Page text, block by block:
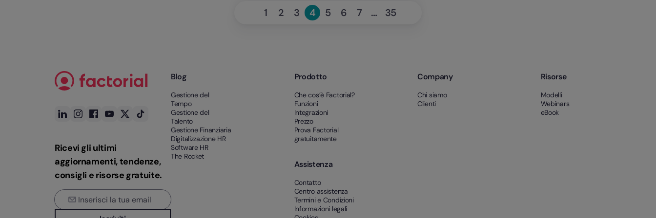
PrecedentePage
1 Page
2 Page
3 Page
4 Page
5 Page
6 Page
7 … Page
35
Successivo
Ricevi gli ultimi
aggiornamenti, tendenze,
consigli e risorse gratuite.
Blog
Gestione del
Tempo
Gestione del
Talento
Gestione Finanziaria
Digitalizzazione HR
Software HR
The Rocket
Prodotto
Che cos’è Factorial?
Funzioni
Integrazioni
Prezzo
Prova Factorial
gratuitamente
Company
Chi siamo
Clienti
Risorse
Modelli
Webinars
eBook
Assistenza
Contatto
Centro assistenza
Termini e Condizioni
Informazioni legali